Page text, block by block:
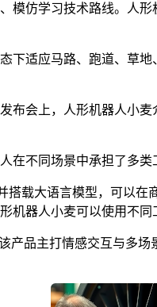
仿学习技术路线。人
下适应马路、跑道、草
布会上，人形机器人小
不同场景中承担了多
载大语言模型，可以
机器人小麦可以使用不同
产品主打情感交互与多